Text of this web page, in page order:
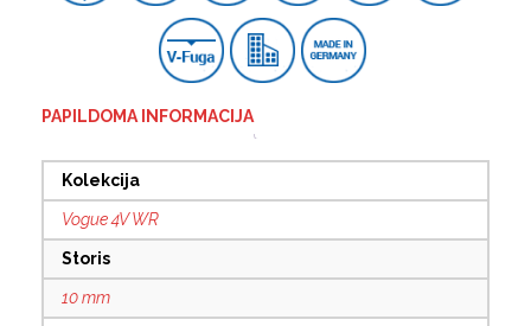
PAPILDOMA INFORMACIJA
Kolekcija
Vogue 4V WR
Storis
10 mm